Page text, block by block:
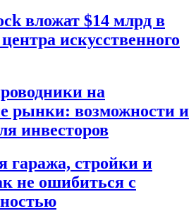
вложат $14 млрд в
искусственного
на
рынки: возможности и
инвесторов
гаража, стройки и
не ошибиться с